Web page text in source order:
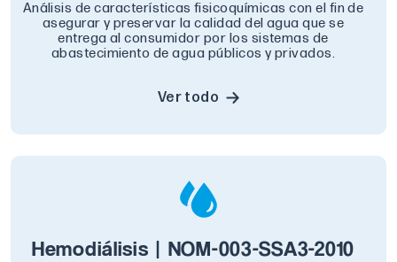
Análisis de características fisicoquímicas con el fin de
asegurar y preservar la calidad del agua que se
entrega al consumidor por los sistemas de
abastecimiento de agua públicos y privados.
Ver todo
Hemodiálisis | NOM-003-SSA3-2010